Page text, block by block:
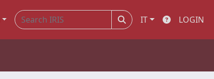
IT LOGIN